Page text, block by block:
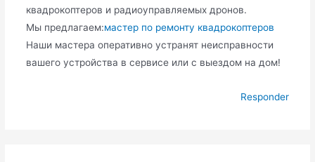
квадрокоптеров и радиоуправляемых дронов.
Мы предлагаем:мастер по ремонту квадрокоптеров
Наши мастера оперативно устранят неисправности
вашего устройства в сервисе или с выездом на дом!
Responder